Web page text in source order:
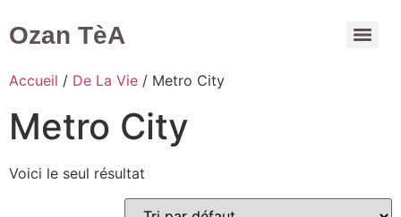
Ozan TèA
Accueil / De La Vie / Metro City
Metro City
Voici le seul résultat